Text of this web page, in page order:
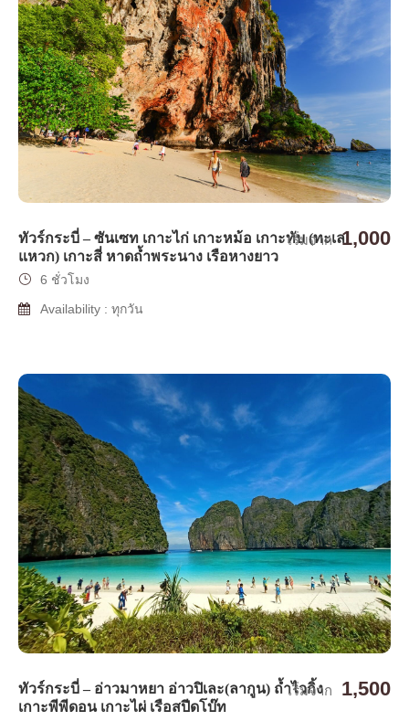
ทัวร์กระบี่ – ซันเซท เกาะไก่ เกาะหม้อ เกาะทับ (ทะเล
แหวก) เกาะสี่ หาดถ้ำพระนาง เรือหางยาว
เริ่มจาก 1,000
6 ชั่วโมง
Availability : ทุกวัน
ทัวร์กระบี่ – อ่าวมาหยา อ่าวปิเละ(ลากูน) ถ้ำไวกิ้ง
เกาะพีพีดอน เกาะไผ่ เรือสปีดโบ๊ท
เริ่มจาก 1,500